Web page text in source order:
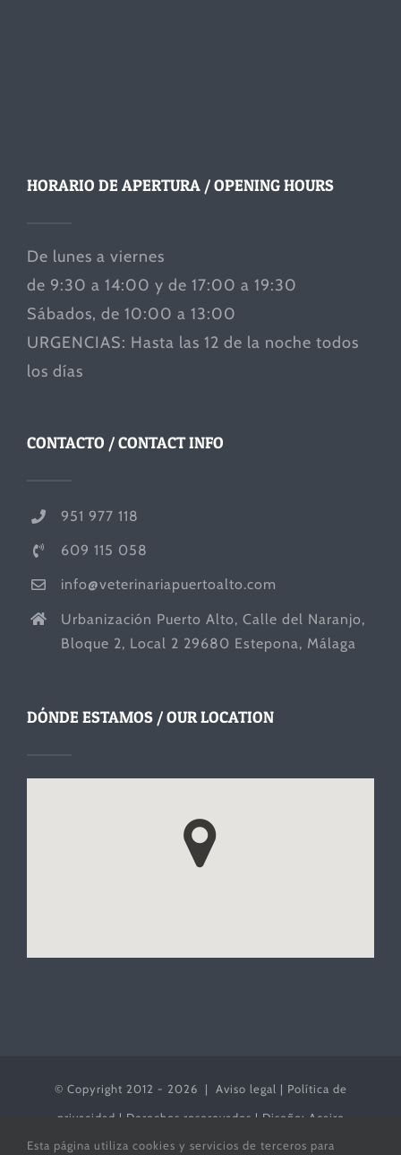
HORARIO DE APERTURA / OPENING HOURS
De lunes a viernes
de 9:30 a 14:00 y de 17:00 a 19:30
Sábados, de 10:00 a 13:00
URGENCIAS: Hasta las 12 de la noche todos
los días
CONTACTO / CONTACT INFO
951 977 118
609 115 058
info@veterinariapuertoalto.com
Urbanización Puerto Alto, Calle del Naranjo,
Bloque 2, Local 2 29680 Estepona, Málaga
DÓNDE ESTAMOS / OUR LOCATION
© Copyright 2012 - 2026 | Aviso legal | Política de
privacidad | Derechos reserevados | Diseño: Acaire
S.Coop.And.
Esta página utiliza cookies y servicios de terceros para